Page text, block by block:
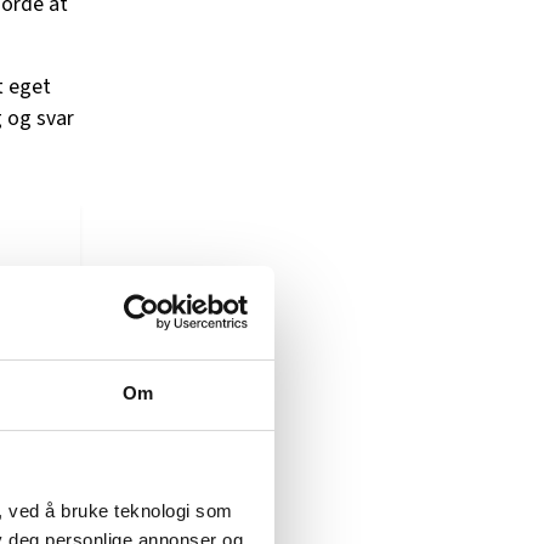
Om
å bruke teknologi som
personlige annonser og
eget
og svar